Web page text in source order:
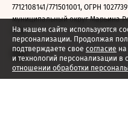
На нашем сайте используются
персонализации. Продолжая
подтверждаете свое согласие
и технологий персонализации в
отношении обработки
7712108141/771501001, ОГРН
муниципальный округ Марьина
2026